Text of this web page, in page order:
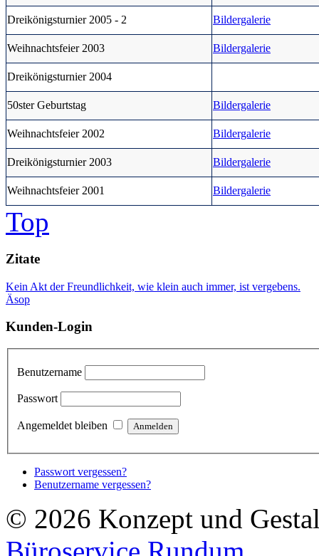
Dreikönigsturnier 2005 - 2 Bildergalerie
Weihnachtsfeier 2003 Bildergalerie
Dreikönigsturnier 2004
50ster Geburtstag Bildergalerie
Weihnachtsfeier 2002 Bildergalerie
Dreikönigsturnier 2003 Bildergalerie
Weihnachtsfeier 2001 Bildergalerie
Top
Zitate
Kein Akt der Freundlichkeit, wie klein auch immer, ist vergebens.
Äsop
Kunden-Login
Benutzername
Passwort
Angemeldet bleiben
Passwort vergessen?
Benutzername vergessen?
© 2026 Konzept und